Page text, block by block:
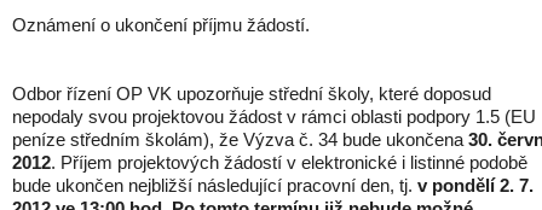
Oznámení o ukončení příjmu žádostí.
Odbor řízení OP VK upozorňuje střední školy, které doposud
nepodaly svou projektovou žádost v rámci oblasti podpory 1.5 (EU
peníze středním školám), že Výzva č. 34 bude ukončena 30.
2012. Příjem projektových žádostí v elektronické i listinné podobě
bude ukončen nejbližší následující pracovní den, tj. v pondělí 2. 7.